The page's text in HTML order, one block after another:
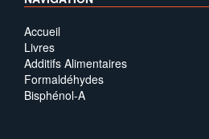
Accueil
Livres
Additifs Alimentaires
Formaldéhydes
Bisphénol-A